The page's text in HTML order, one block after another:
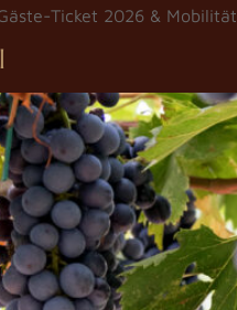
Ticket 2026 &